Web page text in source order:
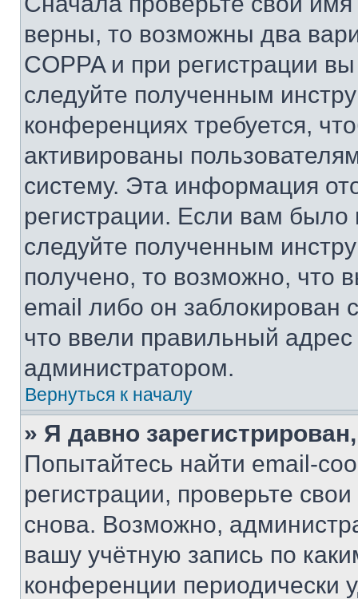
верны, то возможны два
COPPA и при регистрации
следуйте полученным
конференциях требуется,
активированы
систему. Эта информация
регистрации. Если вам
следуйте полученным
получено, то возможно, что
email либо он
что ввели правильный адрес
администратором.
Вернуться к началу
» Я давно
Попытайтесь найти email-
регистрации, проверьте
снова. Возможно,
вашу учётную запись по
конференции периодически